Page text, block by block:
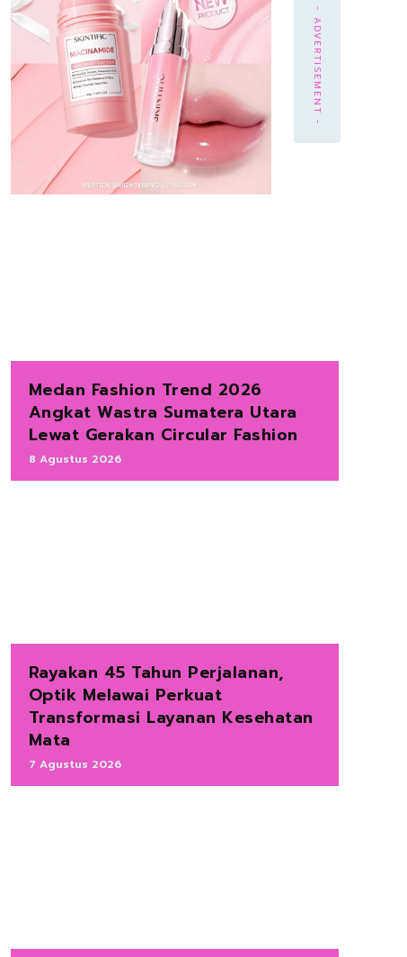
- ADVERTISEMENT -
Medan Fashion Trend 2026
Angkat Wastra Sumatera Utara
Lewat Gerakan Circular Fashion
8 Agustus 2026
Rayakan 45 Tahun Perjalanan,
Optik Melawai Perkuat
Transformasi Layanan Kesehatan
Mata
7 Agustus 2026